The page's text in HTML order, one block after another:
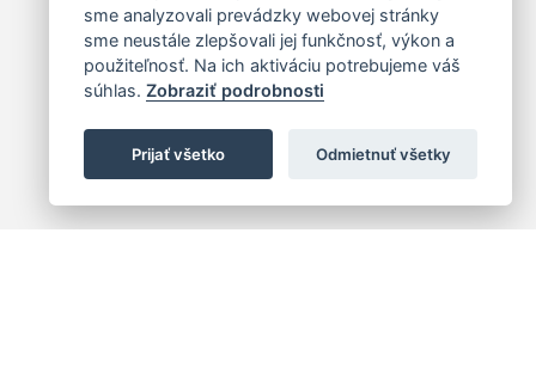
sme analyzovali prevádzky webovej stránky
sme neustále zlepšovali jej funkčnosť, výkon a
použiteľnosť. Na ich aktiváciu potrebujeme váš
súhlas. Zobraziť podrobnosti
Prijať všetko Odmietnuť všetky